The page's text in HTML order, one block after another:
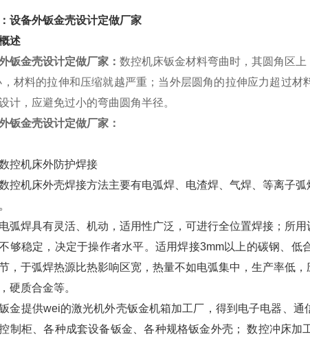
设备外钣金壳设计定做厂家
述
钣金壳设计定做厂家 ： 数控机床钣金材料弯曲时，其圆角区
，材料的拉伸和压缩就越严重；当外层圆角的拉伸应力超过
计，应避免过小的弯曲圆角半径。
钣金壳设计定做厂家 ：
机床外防护焊接
床外壳焊接方法主要有电弧焊、电渣焊、气焊、等离子弧
具有灵活、机动，适用性广泛，可进行全位置焊接；所用
够稳定，决定于操作者水平。适用焊接3mm以上的碳钢、
，于弧焊热源比热影响区宽，热量不如电弧集中，生产率低
硬质合金等。
供wei的激光机外壳钣金机箱加工厂，得到电子电器、通
制柜、各种成套设备钣金、各种规格钣金外壳； 数控冲床